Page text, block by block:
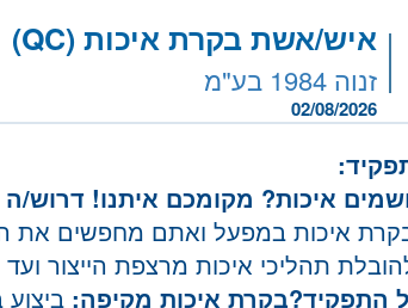
איש/אשת בקרת איכות (QC)
זנוה 1984 בע"מ
02/08/2026
איכות? מקומכם איתנו! דרוש/ה
איכות במפעל ואתם מחפשים את
תהליכי איכות מרצפת הייצור
התפקיד?בקרת איכות מקיפה: